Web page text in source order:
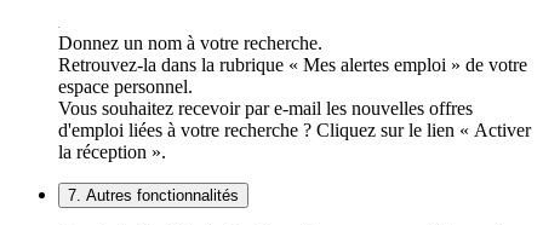
Donnez un nom à votre recherche.
Retrouvez-la dans la rubrique « Mes alertes emploi » de votre
espace personnel.
Vous souhaitez recevoir par e-mail les nouvelles offres
d'emploi liées à votre recherche ? Cliquez sur le lien « Activer
la réception ».
7. Autres fonctionnalités